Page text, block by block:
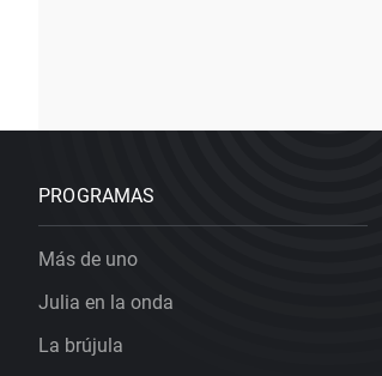
PROGRAMAS
Más de uno
Julia en la onda
La brújula